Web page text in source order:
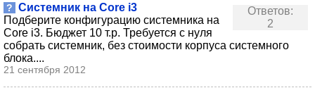
Ответов:
2
? Системник на Core i3
Подберите конфигурацию системника на
Core i3. Бюджет 10 т.р. Требуется с нуля
собрать системник, без стоимости корпуса системного
блока....
21 сентября 2012